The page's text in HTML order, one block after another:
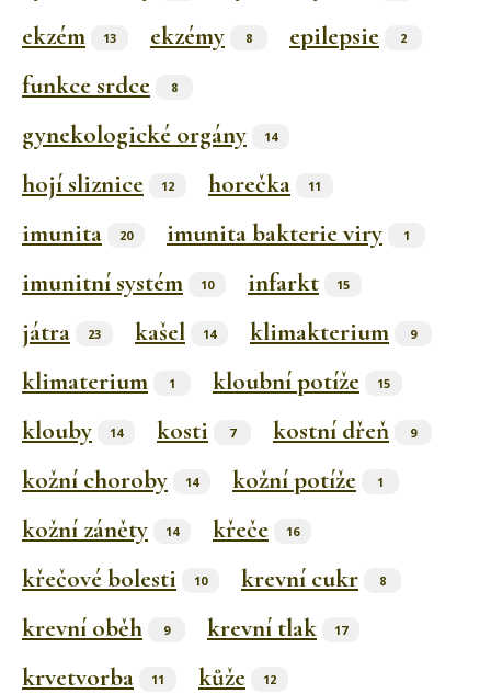
ekzém
13 ekzémy 8 epilepsie 2
funkce srdce 8
gynekologické orgány 14
hojí sliznice 12 horečka 11
imunita 20 imunita bakterie viry 1
imunitní systém 10 infarkt 15
játra 23 kašel 14 klimakterium 9
klimaterium 1 kloubní potíže 15
klouby 14 kosti 7 kostní dřeň 9
kožní choroby 14 kožní potíže 1
kožní záněty 14 křeče 16
křečové bolesti 10 krevní cukr 8
krevní oběh 9 krevní tlak 17
krvetvorba 11 kůže 12